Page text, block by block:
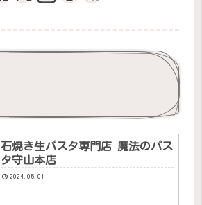
石焼き生パスタ専門店 魔法のパス
タ守山本店
2024.05.01